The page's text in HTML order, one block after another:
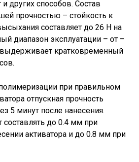
других способов. Состав
прочностью – стойкость к
составляет до 26 Н на
диапазон эксплуатации – от –
выдерживает кратковременный
при правильном
отпускная прочность
5 минут после нанесения.
до 0.4 мм при
активатора и до 0.8 мм при